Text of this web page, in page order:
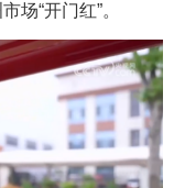
场“开门红”。